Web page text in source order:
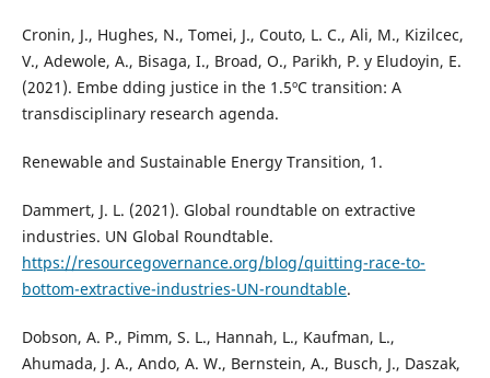
Cronin, J., Hughes, N., Tomei, J., Couto, L. C., Ali, M., Kizilcec,
V., Adewole, A., Bisaga, I., Broad, O., Parikh, P. y Eludoyin, E.
(2021). Embe dding justice in the 1.5ºC transition: A
transdisciplinary research agenda.
Renewable and Sustainable Energy Transition, 1.
Dammert, J. L. (2021). Global roundtable on extractive
industries. UN Global Roundtable.
https://resourcegovernance.org/blog/quitting-race-to-
bottom-extractive-industries-UN-roundtable.
Dobson, A. P., Pimm, S. L., Hannah, L., Kaufman, L.,
Ahumada, J. A., Ando, A. W., Bernstein, A., Busch, J., Daszak,